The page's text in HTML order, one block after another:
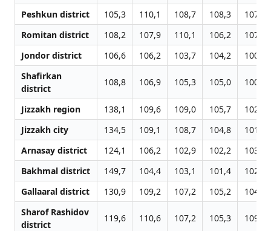
Peshkun district 105,3 110,1 108,7 108,3
107,6
Romitan district
108,2 107,9 110,1 106,2
107,8
Jondor district
106,6 106,2 103,7 104,2
100,2
Shafirkan
district
108,8 106,9 105,3 105,0 100,6
Jizzakh region 138,1 109,6 109,0 105,7
102,6
Jizzakh city
134,5 109,1 108,7 104,8
101,0
Arnasay district
124,1 106,2 102,9 102,2
103,8
Bakhmal district
149,7 104,4 103,1 101,4
102,4
Gallaaral district
130,9 109,2 107,2 105,2
104,3
Sharof Rashidov
district
119,6 110,6 107,2 105,3 109,6